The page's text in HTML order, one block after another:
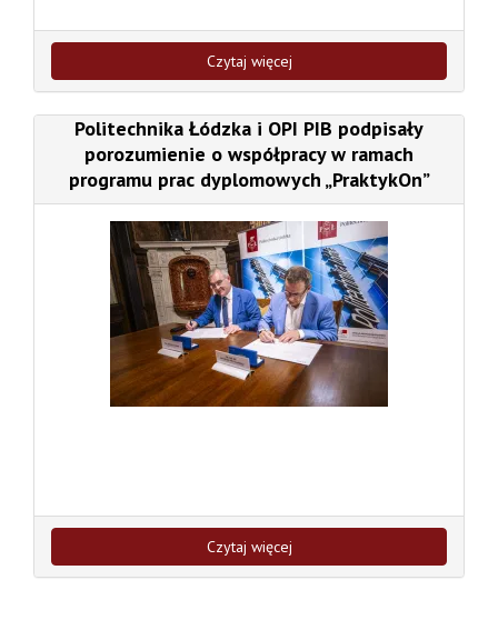
Czytaj więcej
Politechnika Łódzka i OPI PIB podpisały
porozumienie o współpracy w ramach
programu prac dyplomowych „PraktykOn”
Czytaj więcej